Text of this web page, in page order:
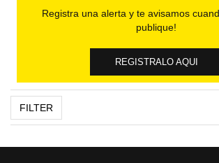
Registra una alerta y te avisamos
publique!
REGISTRALO AQUI
FILTER